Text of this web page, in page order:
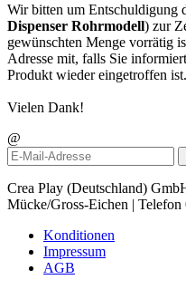
Wir bitten um Entschuldigung
Dispenser Rohrmodell) zur
gewünschten Menge vorrätig
Adresse mit, falls Sie
Produkt wieder eingetroffen ist.
Vielen Dank!
@
Crea Play (Deutschland)
Mücke/Gross-Eichen | Telefon
Konditionen
Impressum
AGB